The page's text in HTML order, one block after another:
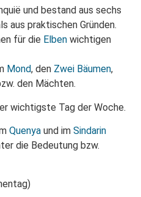
und bestand aus sechs
aus praktischen Gründen.
für die Elben wichtigen
Mond, den Zwei Bäumen,
den Mächten.
wichtigste Tag der Woche.
Quenya und im Sindarin
die Bedeutung bzw.